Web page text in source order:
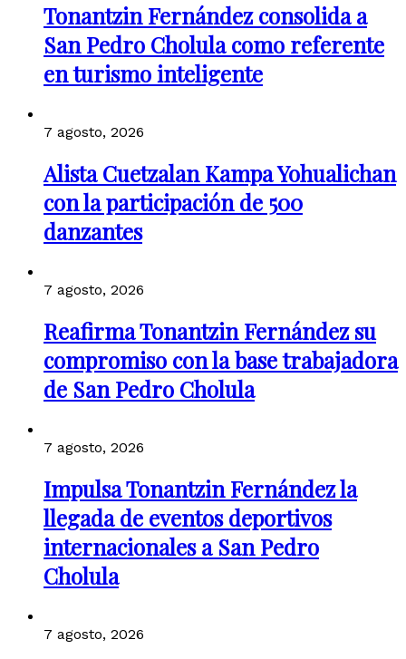
Tonantzin Fernández consolida a
San Pedro Cholula como referente
en turismo inteligente
7 agosto, 2026
Alista Cuetzalan Kampa Yohualichan
con la participación de 500
danzantes
7 agosto, 2026
Reafirma Tonantzin Fernández su
compromiso con la base trabajadora
de San Pedro Cholula
7 agosto, 2026
Impulsa Tonantzin Fernández la
llegada de eventos deportivos
internacionales a San Pedro
Cholula
7 agosto, 2026